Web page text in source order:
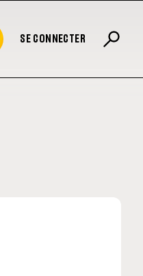
SE CONNECTER